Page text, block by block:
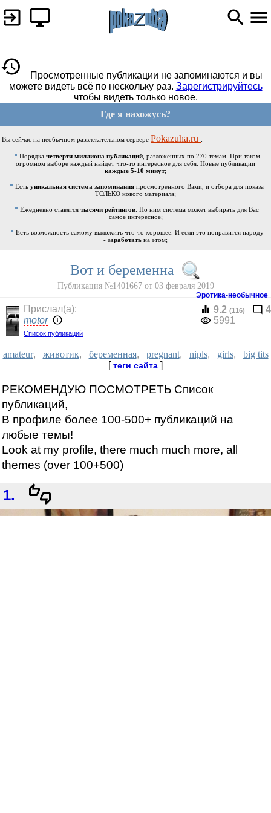
Просмотренные публикации не запоминаются и вы
можете видеть всё по нескольку раз. Зарегистрируйтесь
чтобы видеть только новое.
Где я нахожусь?
Вы сейчас на необычном развлекательном сервере Pokazuha.ru :
Порядка четверти миллиона публикаций, разложенных по 270 темам. При таком
огромном выборе каждый найдет что-то интересное для себя. Новые публикации
каждые 5-10 минут;
Есть уникальная система запоминания просмотренного Вами, и отбора для показа
ТОЛЬКО нового материала;
Ежедневно ставятся тысячи рейтингов . По ним система может выбирать для Вас
самое интересное;
Есть возможность самому выложить что-то хорошее. И если это понравится народу
- заработать на этом;
Вот и беременна
Публикация №1401667 от 03 февраля 2019
Эротика-необычное
Прислал(a):
motor
Список публикаций
9.2 (116)
4
5991
amateur, животик, беременная, pregnant, nipls, girls, big tits
[теги сайта ]
РЕКОМЕНДУЮ ПОСМОТРЕТЬ Список
публикаций,
В профиле более 100-500+ публикаций на
любые темы!
Look at my profile, there much much more, all
themes (over 100+500)
1.